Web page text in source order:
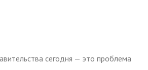
сегодня — это проблема